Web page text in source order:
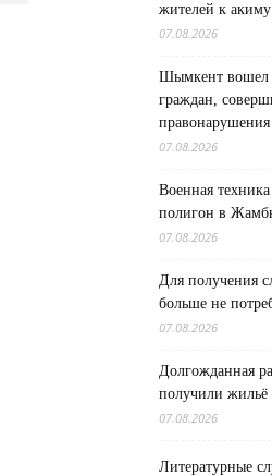
жителей к акиму
07.08.2026
Шымкент вошел
граждан,
правонарушения
07.08.2026
Военная
полигон в
07.08.2026
Для получения
больше не
07.08.2026
Долгожданная
получили жильё
07.08.2026
Литературные